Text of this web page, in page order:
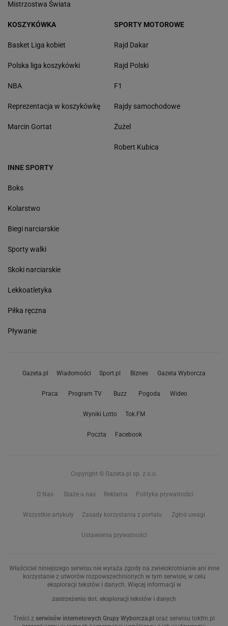
Mistrzostwa Świata
KOSZYKÓWKA
Basket Liga kobiet
Polska liga koszykówki
NBA
Reprezentacja w koszykówkę
Marcin Gortat
SPORTY MOTOROWE
Rajd Dakar
Rajd Polski
F1
Rajdy samochodowe
Żużel
Robert Kubica
INNE SPORTY
Boks
Kolarstwo
Biegi narciarskie
Sporty walki
Skoki narciarskie
Lekkoatletyka
Piłka ręczna
Pływanie
Gazeta.pl Wiadomości Sport.pl Biznes Gazeta Wyborcza
Praca Program TV Buzz Pogoda Wideo
Wyniki Lotto Tok.FM
Poczta Facebook
Copyright © Gazeta.pl sp. z o.o.
O Nas Staże u nas Reklama Polityka prywatności
Wszystkie artykuły Zasady korzystania z portalu Zgłoś uwagi
Ustawienia prywatności
Właściciel niniejszego serwisu nie wyraża zgody na zwielokrotnianie ani inne
korzystanie z utworów rozpowszechnionych w tym serwisie, w celu
eksploracji tekstów i danych. Więcej informacji w
zastrzeżeniu dot. eksploracji tekstów i danych
Treści z serwisów internetowych Grupy Wyborcza.pl oraz serwisu tokfm.pl